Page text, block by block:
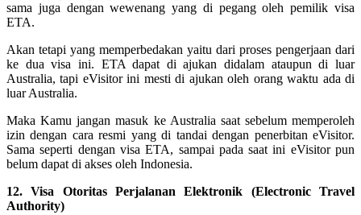
sama juga dengan wewenang yang di pegang oleh pemilik visa
ETA.
Akan tetapi yang memperbedakan yaitu dari proses pengerjaan dari
ke dua visa ini. ETA dapat di ajukan didalam ataupun di luar
Australia, tapi eVisitor ini mesti di ajukan oleh orang waktu ada di
luar Australia.
Maka Kamu jangan masuk ke Australia saat sebelum memperoleh
izin dengan cara resmi yang di tandai dengan penerbitan eVisitor.
Sama seperti dengan visa ETA, sampai pada saat ini eVisitor pun
belum dapat di akses oleh Indonesia.
12. Visa Otoritas Perjalanan Elektronik (Electronic Travel
Authority)